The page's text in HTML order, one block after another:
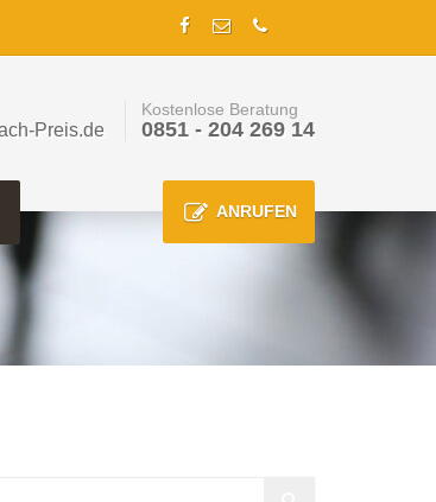
Preis.de
Kostenlose Beratung
0851 - 204 269 14
ANRUFEN